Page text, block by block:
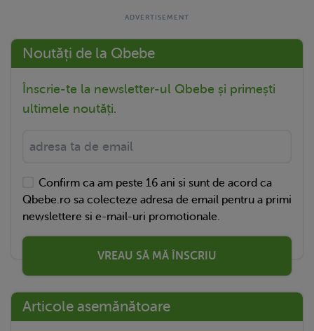
Noutăți de la Qbebe
Înscrie-te la newsletter-ul Qbebe și primești
ultimele noutăți.
Confirm ca am peste 16 ani si sunt de acord ca
Qbebe.ro sa colecteze adresa de email pentru a primi
newslettere si e-mail-uri promotionale.
VREAU SĂ MĂ ÎNSCRIU
Articole asemănătoare